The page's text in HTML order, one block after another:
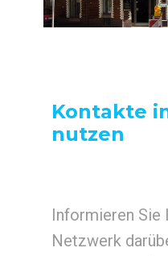
Kontakte
nutzen
Informieren Sie
Netzwerk